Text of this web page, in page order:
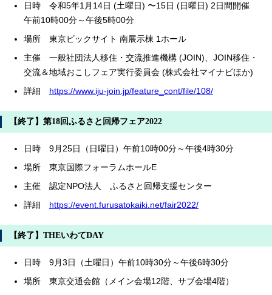
日時 令和5年1月14日 (土曜日) 〜15日 (日曜日) 2日間開催
午前10時00分～午後5時00分
場所 東京ビックサイト 南展示棟 1ホール
主催 一般社団法人移住・交流推進機構 (JOIN)、JOIN移住・
交流＆地域おこしフェア実行委員会 (株式会社マイナビほか)
詳細 https://www.iju-join.jp/feature_cont/file/108/
【終了】第18回ふるさと回帰フェア2022
日時 9月25日（日曜日）午前10時00分～午後4時30分
場所 東京国際フォーラムホールE
主催 認定NPO法人 ふるさと回帰支援センター
詳細 https://event.furusatokaiki.net/fair2022/
【終了】THEいわてDAY
日時 9月3日（土曜日）午前10時30分～午後6時30分
場所 東京交通会館（メイン会場12階、サブ会場4階）